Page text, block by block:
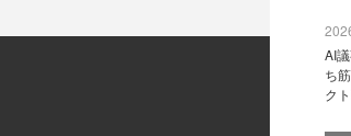
AI
ち
ク